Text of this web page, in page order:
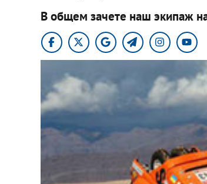
В общем зачете наш экипаж